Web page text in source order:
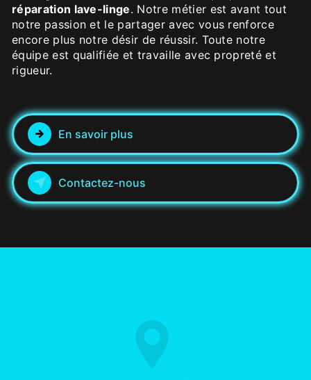
réparation lave-linge. Notre métier est avant tout
notre passion et le partager avec vous renforce
encore plus notre désir de réussir. Toute notre
équipe est qualifiée et travaille avec propreté et
rigueur.
En savoir plus
Contactez-nous